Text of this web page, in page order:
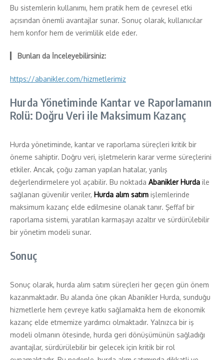
Bu sistemlerin kullanımı, hem pratik hem de çevresel etki
açısından önemli avantajlar sunar. Sonuç olarak, kullanıcılar
hem konfor hem de verimlilik elde eder.
Bunları da İnceleyebilirsiniz:
https://abanikler.com/hizmetlerimiz
Hurda Yönetiminde Kantar ve Raporlamanın
Rolü: Doğru Veri ile Maksimum Kazanç
Hurda yönetiminde, kantar ve raporlama süreçleri kritik bir
öneme sahiptir. Doğru veri, işletmelerin karar verme süreçlerini
etkiler. Ancak, çoğu zaman yapılan hatalar, yanlış
değerlendirmelere yol açabilir. Bu noktada Abanikler Hurda ile
sağlanan güvenilir veriler, Hurda alım satım işlemlerinde
maksimum kazanç elde edilmesine olanak tanır. Şeffaf bir
raporlama sistemi, yaratılan karmaşayı azaltır ve sürdürülebilir
bir yönetim modeli sunar.
Sonuç
Sonuç olarak, hurda alım satım süreçleri her geçen gün önem
kazanmaktadır. Bu alanda öne çıkan Abanikler Hurda, sunduğu
hizmetlerle hem çevreye katkı sağlamakta hem de ekonomik
kazanç elde etmemize yardımcı olmaktadır. Yalnızca bir iş
modeli olmanın ötesinde, hurda geri dönüşümünün sağladığı
avantajlar, sürdürülebilir bir gelecek için kritik bir rol